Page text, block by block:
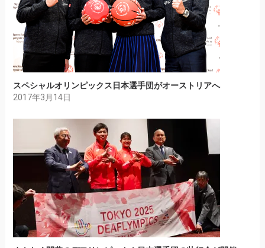
スペシャルオリンピックス日本選手団がオーストリアへ
2017年3月14日